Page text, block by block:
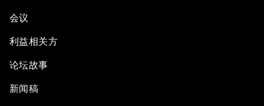
会议
利益相关方
论坛故事
新闻稿